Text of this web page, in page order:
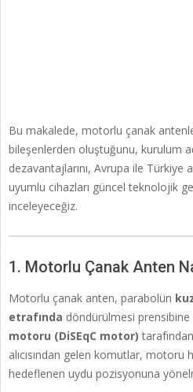
Bu makalede, motorlu çanak
bileşenlerden oluştuğunu, kurulum
dezavantajlarını, Avrupa ile Türkiye
uyumlu cihazları güncel teknolojik
inceleyeceğiz.
1. Motorlu Çanak Anten
Motorlu çanak anten, parabolün
etrafında döndürülmesi
motoru (DiSEqC motor)
alıcısından gelen komutlar,
hedeflenen uydu pozisyonuna